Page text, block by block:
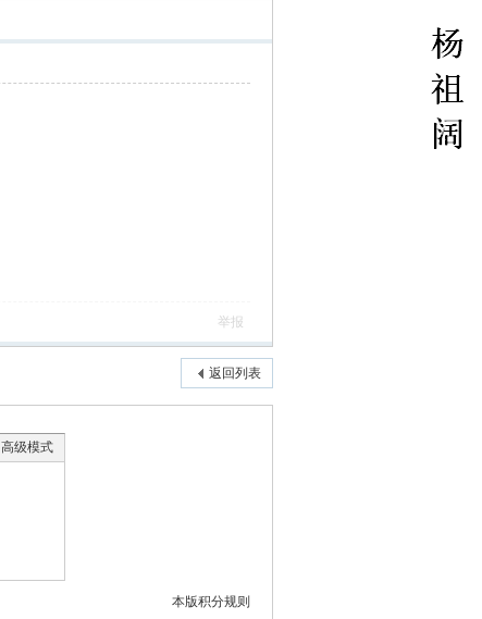
举报
返回列表
高级模式
本版积分规则